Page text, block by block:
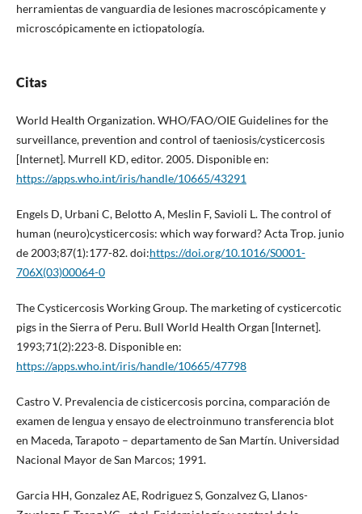
herramientas de vanguardia de lesiones macroscópicamente y
microscópicamente en ictiopatología.
Citas
World Health Organization. WHO/FAO/OIE Guidelines for the
surveillance, prevention and control of taeniosis/cysticercosis
[Internet]. Murrell KD, editor. 2005. Disponible en:
https://apps.who.int/iris/handle/10665/43291
Engels D, Urbani C, Belotto A, Meslin F, Savioli L. The control of
human (neuro)cysticercosis: which way forward? Acta Trop. junio
de 2003;87(1):177-82. doi:https://doi.org/10.1016/S0001-
706X(03)00064-0
The Cysticercosis Working Group. The marketing of cysticercotic
pigs in the Sierra of Peru. Bull World Health Organ [Internet].
1993;71(2):223-8. Disponible en:
https://apps.who.int/iris/handle/10665/47798
Castro V. Prevalencia de cisticercosis porcina, comparación de
examen de lengua y ensayo de electroinmuno transferencia blot
en Maceda, Tarapoto – departamento de San Martín. Universidad
Nacional Mayor de San Marcos; 1991.
Garcia HH, Gonzalez AE, Rodriguez S, Gonzalvez G, Llanos-